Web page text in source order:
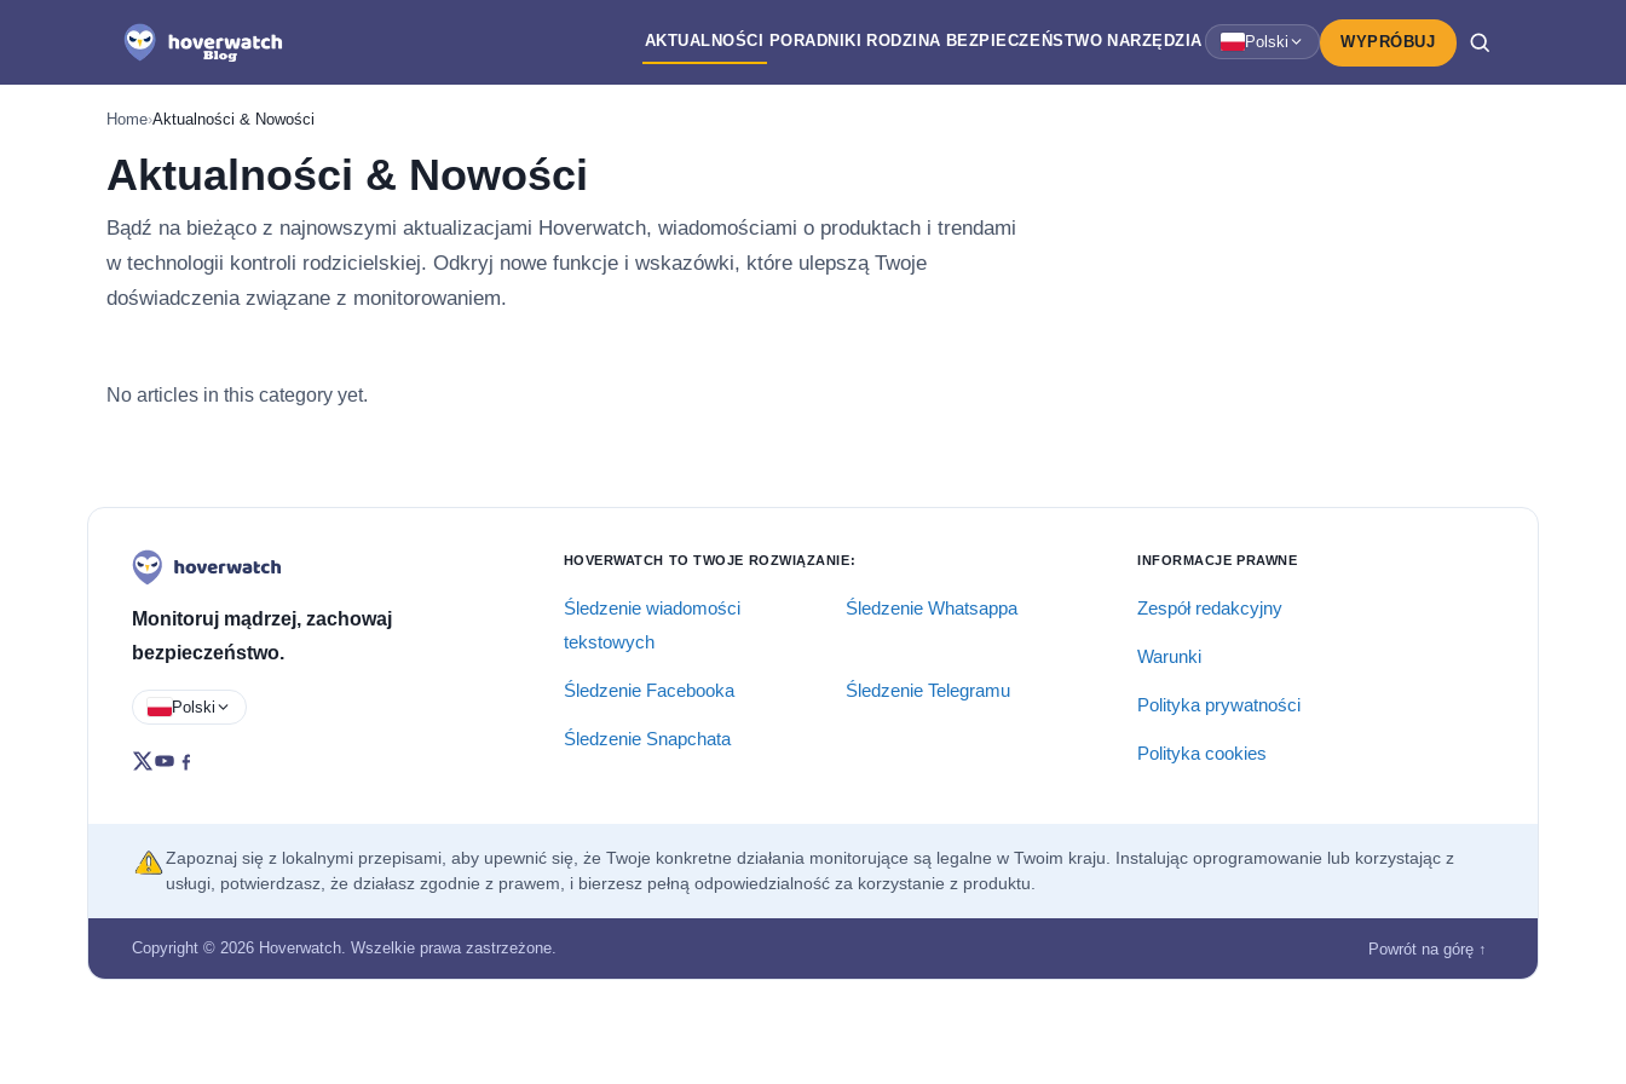
AKTUALNOŚCI PORADNIKI RODZINA BEZPIECZEŃSTWO NARZĘDZIA Polski WYPRÓBUJ
Home›Aktualności & Nowości
Aktualności & Nowości
Bądź na bieżąco z najnowszymi aktualizacjami Hoverwatch, wiadomościami o produktach i trendami
w technologii kontroli rodzicielskiej. Odkryj nowe funkcje i wskazówki, które ulepszą Twoje
doświadczenia związane z monitorowaniem.
No articles in this category yet.
Monitoruj mądrzej, zachowaj
bezpieczeństwo.
Polski
HOVERWATCH TO TWOJE ROZWIĄZANIE:
Śledzenie wiadomości
tekstowych
Śledzenie Whatsappa
Śledzenie Facebooka Śledzenie Telegramu
Śledzenie Snapchata
INFORMACJE PRAWNE
Zespół redakcyjny
Warunki
Polityka prywatności
Polityka cookies
Zapoznaj się z lokalnymi przepisami, aby upewnić się, że Twoje konkretne działania monitorujące są legalne w Twoim kraju. Instalując oprogramowanie lub korzystając z
usługi, potwierdzasz, że działasz zgodnie z prawem, i bierzesz pełną odpowiedzialność za korzystanie z produktu.
Copyright © 2026 Hoverwatch. Wszelkie prawa zastrzeżone. Powrót na górę ↑